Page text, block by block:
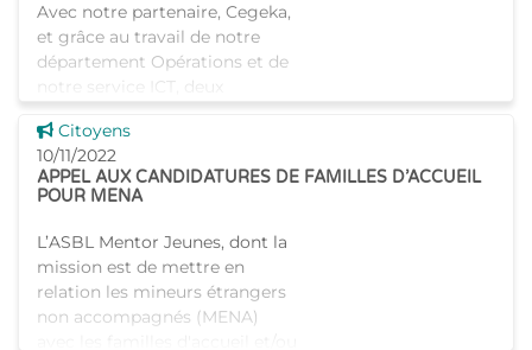
Avec notre partenaire, Cegeka,
et grâce au travail de notre
département Opérations et de
notre service ICT, deux
développées afin d'offrir un
service de qualité
Voir cette news
Citoyens
10/11/2022
APPEL AUX CANDIDATURES DE FAMILLES D’ACCUEIL
POUR MENA
L’ASBL Mentor Jeunes, dont la
mission est de mettre en
relation les mineurs étrangers
non accompagnés (MENA)